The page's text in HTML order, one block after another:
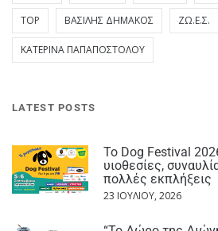
TOP ΒΑΣΊΛΗΣ ΔΗΜΆΚΟΣ ΖΩ.Ε.Σ.
ΚΑΤΕΡΊΝΑ ΠΑΠΑΠΟΣΤΌΛΟΥ
LATEST POSTS
Το Dog Festival
υιοθεσίες,
πολλές εκπλήξεις
23 ΙΟΥΛΊΟΥ, 2026